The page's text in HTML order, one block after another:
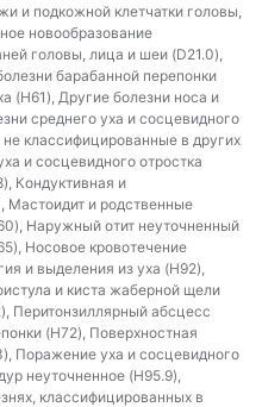
и подкожной клетчатки головы,
новообразование
головы, лица и шеи (D21.0),
барабанной перепонки
(H61), Другие болезни носа и
среднего уха и сосцевидного
классифицированные в других
и сосцевидного отростка
Кондуктивная и
Мастоидит и родственные
Наружный отит неуточненный
Носовое кровотечение
и выделения из уха (H92),
и киста жаберной щели
Перитонзиллярный абсцесс
(H72), Поверхностная
Поражение уха и сосцевидного
неуточненное (H95.9),
классифицированных в